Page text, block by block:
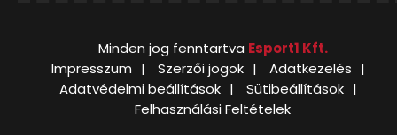
Minden jog fenntartva Esport1 Kft.
Impresszum
Szerzői jogok
Adatkezelés
Adatvédelmi beállítások
Sütibeállítások
Felhasználási Feltételek